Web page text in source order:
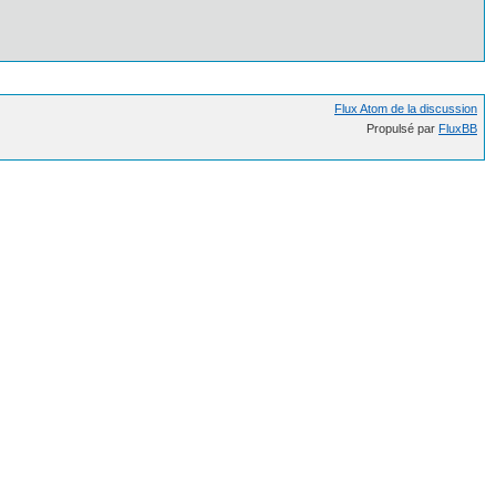
Flux Atom de la discussion
Propulsé par FluxBB